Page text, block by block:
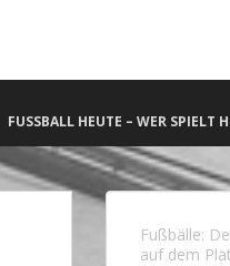
FUSSBALL HEUTE – WER SPIELT
Fußbälle:
auf dem